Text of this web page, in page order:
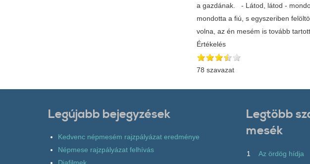
a gazdának. - Látod, látod -
mondotta a fiú, s egyszeriben
volna, az én mesém is tovább
Értékelés
78 szavazat
Legújabb bejegyzések
Kedvenc népmesém rajzpályázat eredménye
Népmese rajzpályázat felhívás
Legtöbb
mesék
1
Az ördög hídja